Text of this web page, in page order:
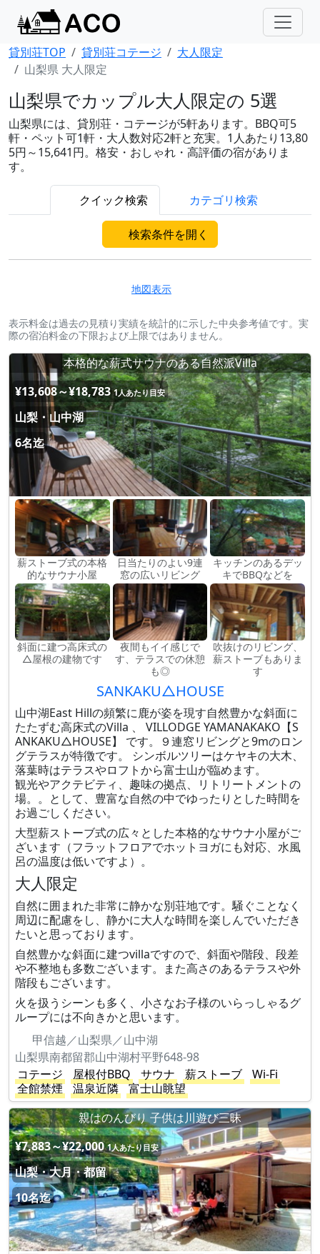
貸別荘TOP 貸別荘コテージ
大人限定
山梨県 大人限定
山梨県でカップル大人限定の 5選
山梨県には、貸別荘・コテージが5軒あります。BBQ可5
軒・ペット可1軒・大人数対応2軒と充実。1人あたり13,80
5円～15,641円。格安・おしゃれ・高評価の宿がありま
す。
クイック検索 カテゴリ検索
検索条件を開く
地図表示
表示料金は過去の見積り実績を統計的に示した中央参考値です。実
際の宿泊料金の下限および上限ではありません。
本格的な薪式サウナのある自然派Villa
¥13,608～¥18,783 1人あたり目安
山梨・山中湖
6名迄
薪ストーブ式の本格
的なサウナ小屋
日当たりのよい9連
窓の広いリビング
キッチンのあるデッ
キでBBQなどを
斜面に建つ高床式の
△屋根の建物です
夜間もイイ感じで
す、テラスでの休憩
も◎
吹抜けのリビング、
薪ストーブもありま
す
SANKAKU△HOUSE
山中湖East Hillの頻繁に鹿が姿を現す自然豊かな斜面に
たたずむ高床式のVilla 、 VILLODGE YAMANAKAKO【S
ANKAKU△HOUSE】 です。９連窓リビングと9mのロン
グテラスが特徴です。 シンボルツリーはケヤキの大木、
落葉時はテラスやロフトから富士山が臨めます。
観光やアクテビティ、趣味の拠点、リトリートメントの
場。。として、豊富な自然の中でゆったりとした時間を
お過ごしください。
大型薪ストーブ式の広々とした本格的なサウナ小屋がご
ざいます（フラットフロアでホットヨガにも対応、水風
呂の温度は低いですよ）。
大人限定
自然に囲まれた非常に静かな別荘地です。騒ぐことなく
周辺に配慮をし、静かに大人な時間を楽しんでいただき
たいと思っております。
自然豊かな斜面に建つvillaですので、斜面や階段、段差
や不整地も多数ございます。また高さのあるテラスや外
階段もございます。
火を扱うシーンも多く、小さなお子様のいらっしゃるグ
ループには不向きかと思います。
甲信越／山梨県／山中湖
山梨県南都留郡山中湖村平野648-98
コテージ
屋根付BBQ サウナ 薪ストーブ
Wi-Fi
全館禁煙
温泉近隣
富士山眺望
親はのんびり 子供は川遊び三昧
¥7,883～¥22,000 1人あたり目安
山梨・大月・都留
10名迄